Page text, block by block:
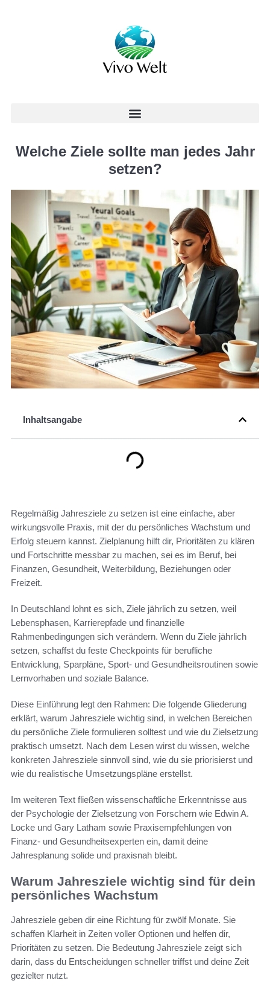
Welche Ziele sollte man jedes Jahr
setzen?
Inhaltsangabe
Regelmäßig Jahresziele zu setzen ist eine einfache, aber
wirkungsvolle Praxis, mit der du persönliches Wachstum und
Erfolg steuern kannst. Zielplanung hilft dir, Prioritäten zu klären
und Fortschritte messbar zu machen, sei es im Beruf, bei
Finanzen, Gesundheit, Weiterbildung, Beziehungen oder
Freizeit.
In Deutschland lohnt es sich, Ziele jährlich zu setzen, weil
Lebensphasen, Karrierepfade und finanzielle
Rahmenbedingungen sich verändern. Wenn du Ziele jährlich
setzen, schaffst du feste Checkpoints für berufliche
Entwicklung, Sparpläne, Sport- und Gesundheitsroutinen sowie
Lernvorhaben und soziale Balance.
Diese Einführung legt den Rahmen: Die folgende Gliederung
erklärt, warum Jahresziele wichtig sind, in welchen Bereichen
du persönliche Ziele formulieren solltest und wie du Zielsetzung
praktisch umsetzt. Nach dem Lesen wirst du wissen, welche
konkreten Jahresziele sinnvoll sind, wie du sie priorisierst und
wie du realistische Umsetzungspläne erstellst.
Im weiteren Text fließen wissenschaftliche Erkenntnisse aus
der Psychologie der Zielsetzung von Forschern wie Edwin A.
Locke und Gary Latham sowie Praxisempfehlungen von
Finanz- und Gesundheitsexperten ein, damit deine
Jahresplanung solide und praxisnah bleibt.
Warum Jahresziele wichtig sind für dein
persönliches Wachstum
Jahresziele geben dir eine Richtung für zwölf Monate. Sie
schaffen Klarheit in Zeiten voller Optionen und helfen dir,
Prioritäten zu setzen. Die Bedeutung Jahresziele zeigt sich
darin, dass du Entscheidungen schneller triffst und deine Zeit
gezielter nutzt.